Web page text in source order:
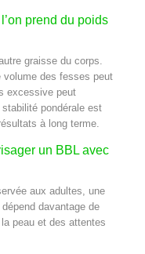
prend du poids
graisse du corps.
volume des fesses peut
excessive peut
pondérale est
à long terme.
un BBL avec
aux adultes, une
davantage de
peau et des attentes